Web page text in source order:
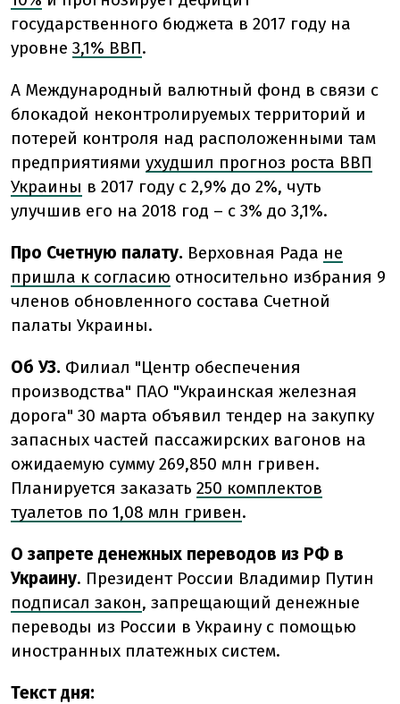
государственного бюджета в 2017 году на
уровне 3,1% ВВП.
А Международный валютный фонд в связи с
блокадой неконтролируемых территорий и
потерей контроля над расположенными там
предприятиями ухудшил прогноз роста ВВП
Украины в 2017 году с 2,9% до 2%, чуть
улучшив его на 2018 год – с 3% до 3,1%.
Про Счетную палату. Верховная Рада не
пришла к согласию относительно избрания 9
членов обновленного состава Счетной
палаты Украины.
Об УЗ. Филиал "Центр обеспечения
производства" ПАО "Украинская железная
дорога" 30 марта объявил тендер на закупку
запасных частей пассажирских вагонов на
ожидаемую сумму 269,850 млн гривен.
Планируется заказать 250 комплектов
туалетов по 1,08 млн гривен.
О запрете денежных переводов из РФ в
Украину. Президент России Владимир Путин
подписал закон, запрещающий денежные
переводы из России в Украину с помощью
иностранных платежных систем.
Текст дня: